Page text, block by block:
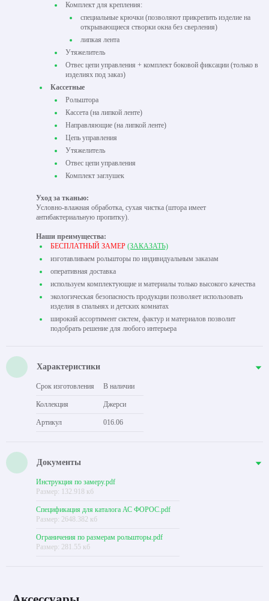
Комплект для крепления:
специальные крючки (позволяют прикрепить изделие на
открывающиеся створки окна без сверления)
липкая лента
Утяжелитель
Отвес цепи управления + комплект боковой фиксации (только в
изделиях под заказ)
Кассетные
Рольштора
Кассета (на липкой ленте)
Направляющие (на липкой ленте)
Цепь управления
Утяжелитель
Отвес цепи управления
Комплект заглушек
Уход за тканью:
Условно-влажная обработка, сухая чистка (штора имеет
антибактериальную пропитку).
Наши преимущества:
БЕСПЛАТНЫЙ ЗАМЕР (ЗАКАЗАТЬ)
изготавливаем рольшторы по индивидуальным заказам
оперативная доставка
используем комплектующие и материалы только высокого качества
экологическая безопасность продукции позволяет использовать
изделия в спальнях и детских комнатах
широкий ассортимент систем, фактур и материалов позволит
подобрать решение для любого интерьера
Характеристики
Срок изготовления В наличии
Коллекция Джерси
Артикул 016.06
Документы
Инструкция по замеру.pdf
Размер: 132.918 кб
Спецификация для каталога АС ФОРОС.pdf
Размер: 2648.382 кб
Ограничения по размерам рольшторы.pdf
Размер: 281.55 кб